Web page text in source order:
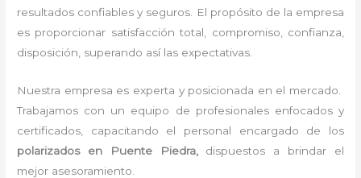
resultados confiables y seguros. El propósito de la empresa
es proporcionar satisfacción total, compromiso, confianza,
disposición, superando así las expectativas.
Nuestra empresa es experta y posicionada en el mercado.
Trabajamos con un equipo de profesionales enfocados y
certificados, capacitando el personal encargado de los
polarizados en Puente Piedra,
dispuestos a brindar el
mejor asesoramiento.